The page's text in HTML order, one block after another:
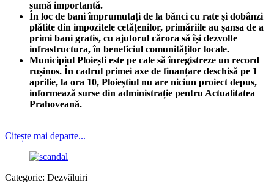
sumă importantă.
În loc de bani împrumutați de la bănci cu rate și dobânzi
plătite din impozitele cetățenilor, primăriile au șansa de a
primi bani gratis, cu ajutorul cărora să își dezvolte
infrastructura, în beneficiul comunităților locale.
Municipiul Ploiești este pe cale să înregistreze un record
rușinos. În cadrul primei axe de finanțare deschisă pe 1
aprilie, la ora 10, Ploieștiul nu are niciun proiect depus,
informează surse din administrație pentru Actualitatea
Prahoveană.
Citește mai departe...
Categorie: Dezvăluiri